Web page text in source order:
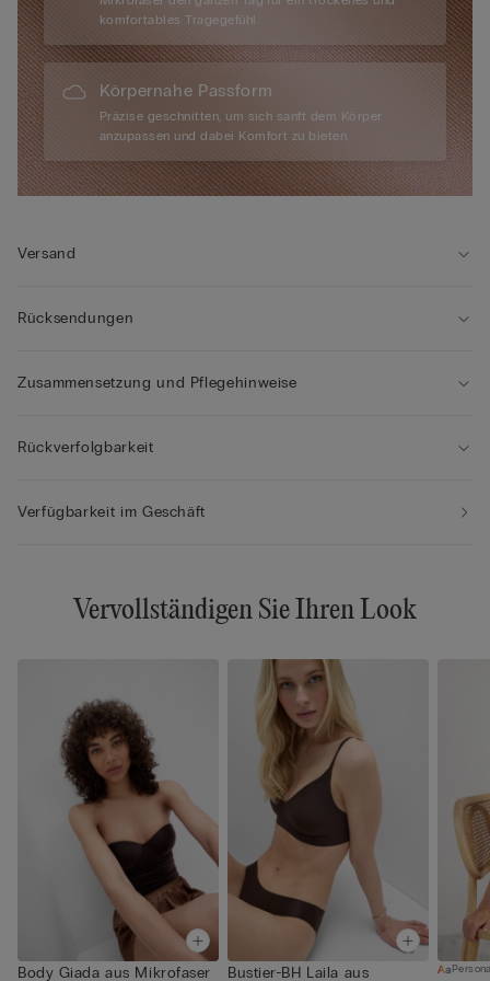
komfortables Tragegefühl.
Körpernahe Passform
Präzise geschnitten, um sich sanft dem Körper
anzupassen und dabei Komfort zu bieten.
Versand
Rücksendungen
Zusammensetzung und Pflegehinweise
Rückverfolgbarkeit
Verfügbarkeit im Geschäft
Vervollständigen Sie Ihren Look
Body Giada aus Mikrofaser Bustier-BH Laila aus